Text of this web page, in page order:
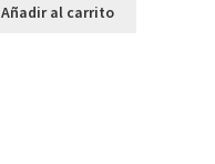
Añadir al carrito